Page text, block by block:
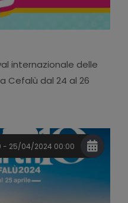
internazionale delle
Cefalù dal 24 al 26
- 25/04/2024 00:00